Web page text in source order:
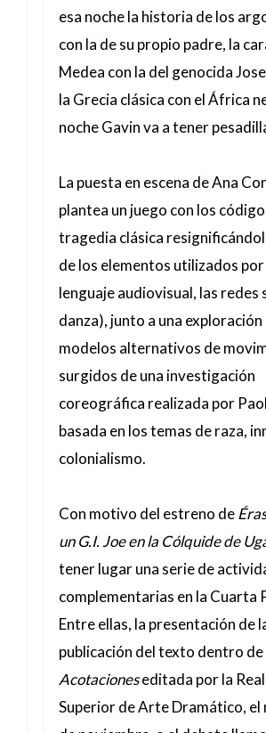
esa noche la historia de los
con la de su propio padre, la
Medea con la del genocida
la Grecia clásica con el África
noche Gavin va a tener
La puesta en escena de Ana
plantea un juego con los
tragedia clásica
de los elementos utilizados por
lenguaje audiovisual, las redes
danza), junto a una exploración
modelos alternativos de
surgidos de una investigación
coreográfica realizada por
basada en los temas de raza,
colonialismo.
Con motivo del estreno de
un G.I. Joe en la Cólquide de
tener lugar una serie de
complementarias en la Cuarta
Entre ellas, la presentación de
publicación del texto dentro
Acotacioneseditada por la Real
Superior de Arte Dramático, el